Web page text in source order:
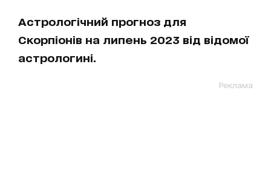
Астрологічний прогноз для
Скорпіонів на липень 2023 від відомої
астрологині.
Реклама